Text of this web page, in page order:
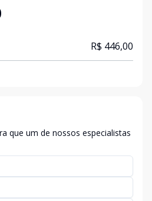
R$ 446,00
que um de nossos especialistas